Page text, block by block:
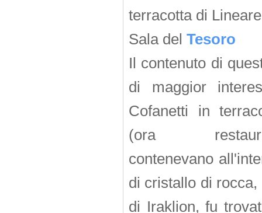
terracotta di
Sala del Tesoro
Il contenuto di
di maggior
Cofanetti in
(ora
contenevano
di cristallo di
di Iraklion, fu